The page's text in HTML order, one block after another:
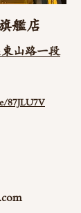
艦店
山路一段
87JLU7V